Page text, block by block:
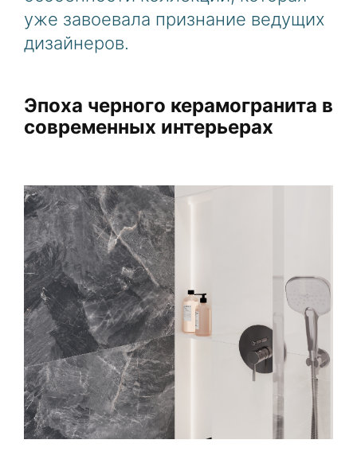
уже завоевала признание ведущих
дизайнеров.
Эпоха черного керамогранита в
современных интерьерах